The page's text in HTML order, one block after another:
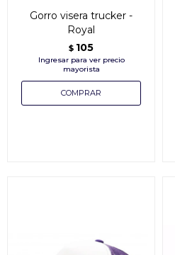
Gorro visera trucker -
Royal
$ 105